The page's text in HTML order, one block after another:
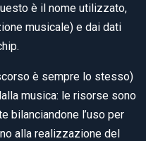
è il nome utilizzato,
musicale) e dai dati
è sempre lo stesso)
musica: le risorse sono
bilanciandone l’uso per
alla realizzazione del